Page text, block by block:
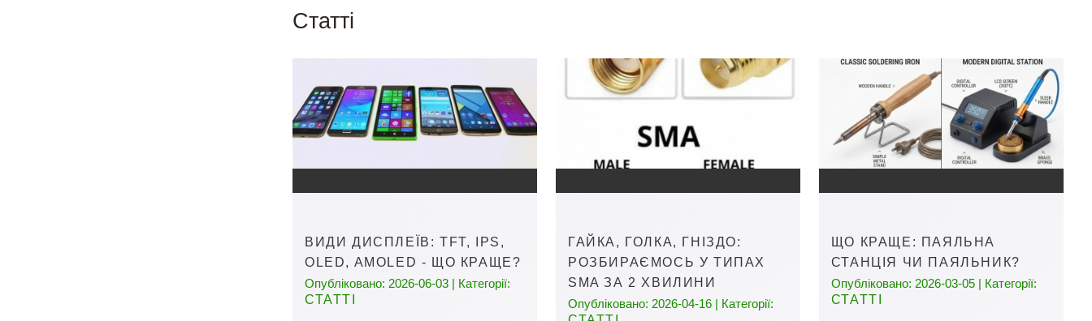
Cтатті
ВИДИ ДИСПЛЕЇВ: TFT, IPS,
OLED, AMOLED - ЩО КРАЩЕ?
Опубліковано: 2026-06-03 | Категорії:
СТАТТІ
ГАЙКА, ГОЛКА, ГНІЗДО:
РОЗБИРАЄМОСЬ У ТИПАХ
SMA ЗА 2 ХВИЛИНИ
Опубліковано: 2026-04-16 | Категорії:
ЩО КРАЩЕ: ПАЯЛЬНА
СТАНЦІЯ ЧИ ПАЯЛЬНИК?
Опубліковано: 2026-03-05 | Категорії:
СТАТТІ